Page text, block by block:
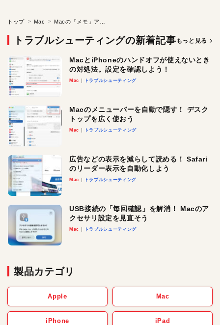
トップ Mac
トラブルシューティングの新着記事 もっと見る
MacとiPhoneのハンドオフが使えないとき
の対処法。設定を確認しよう！
Mac トラブルシューティング
Macのメニューバーを自動で隠す！ デスク
トップを広く使おう
Mac トラブルシューティング
広告などの表示を減らして読める！ Safari
のリーダー表示を自動化しよう
Mac トラブルシューティング
USB接続の「毎回確認」を解消！ Macのア
クセサリ設定を見直そう
Mac トラブルシューティング
製品カテゴリ
Apple Mac
iPhone iPad